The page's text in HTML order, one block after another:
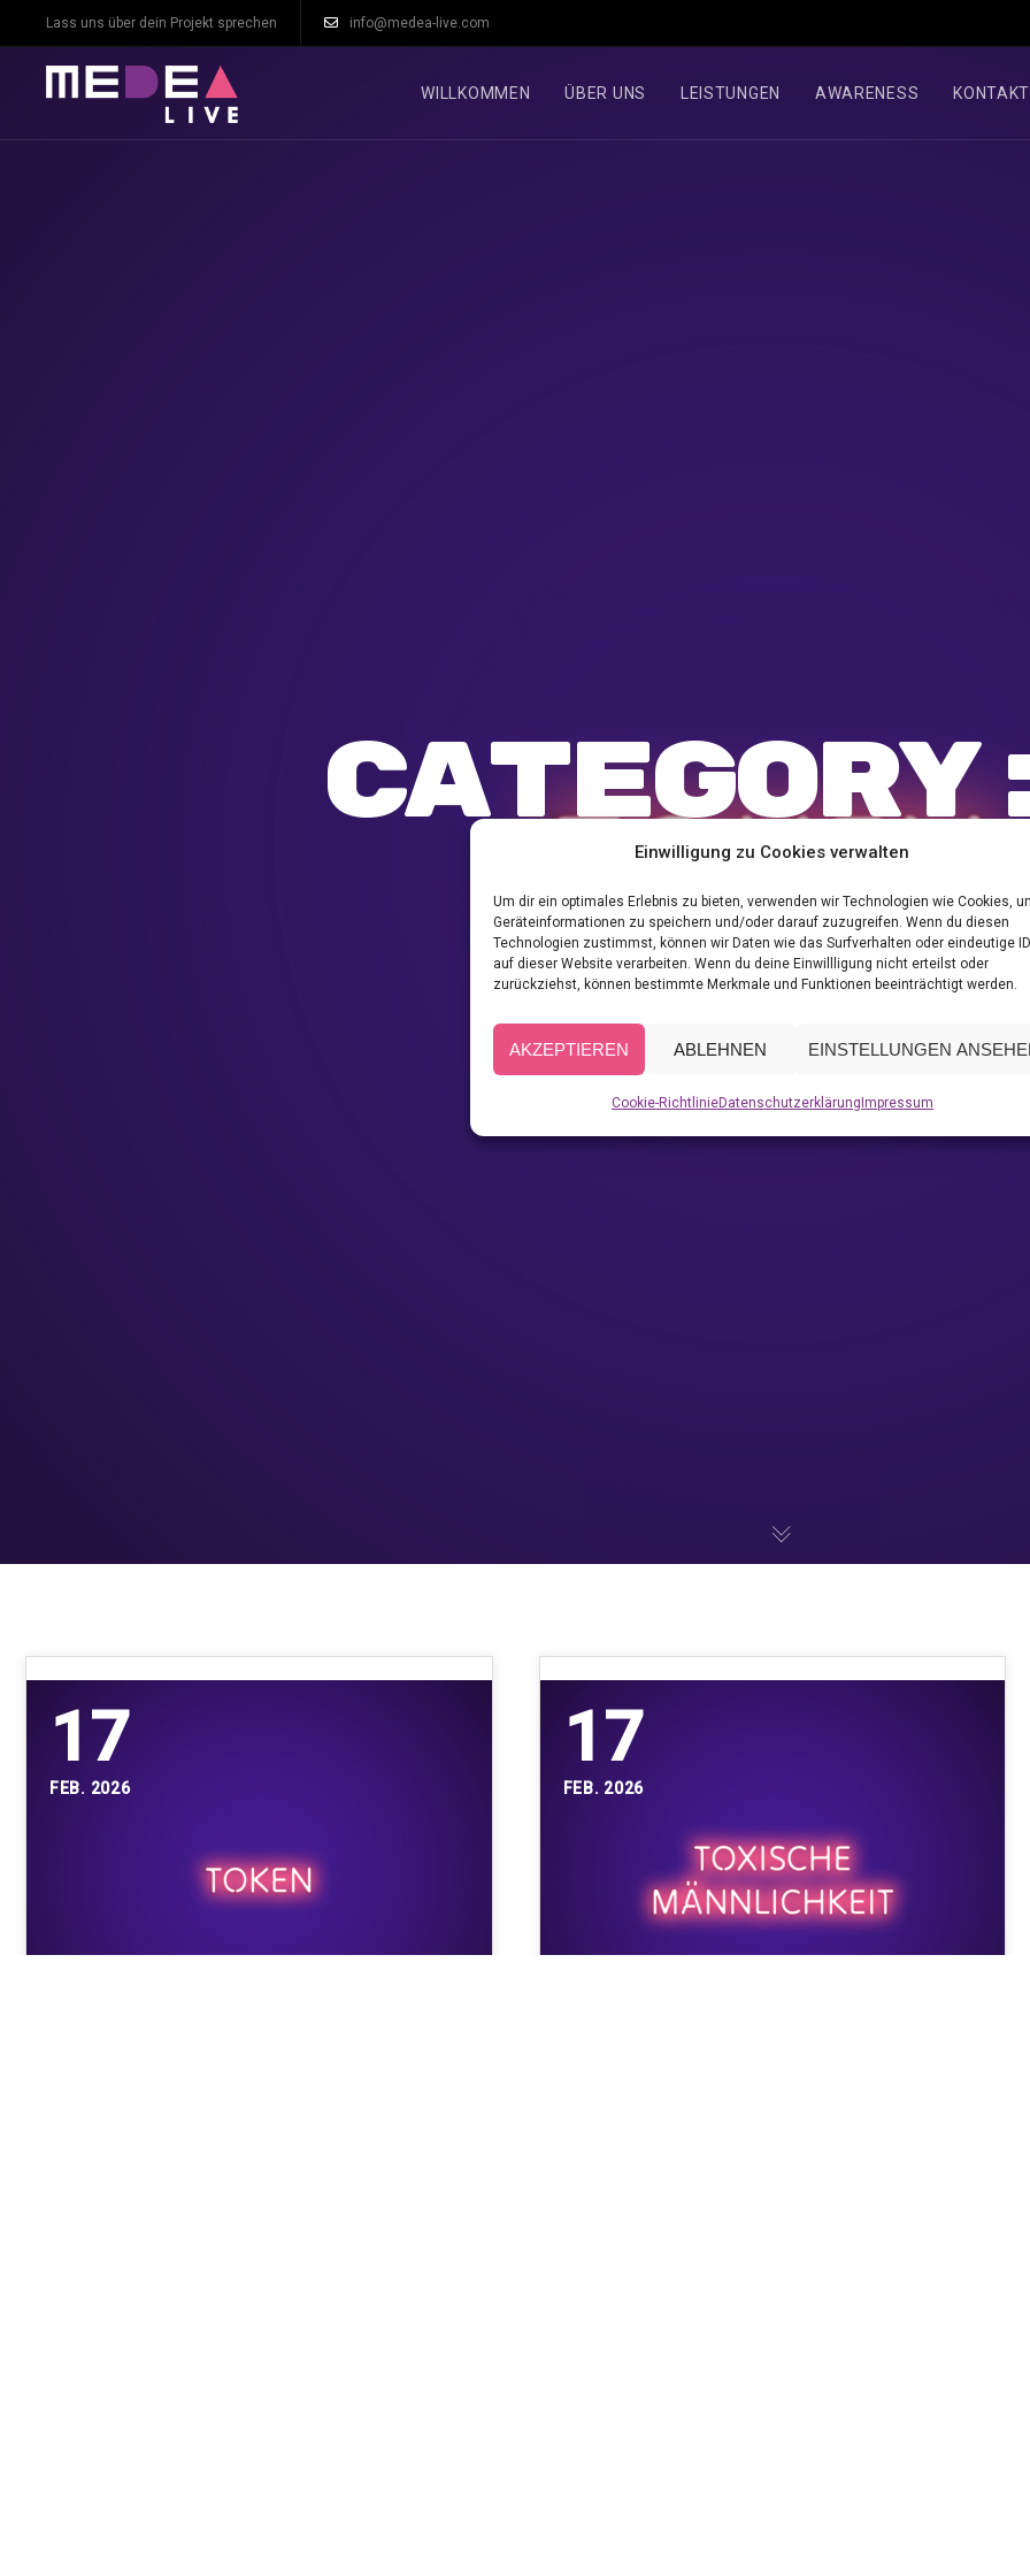
Einwilligung zu Cookies verwalten
Um dir ein optimales Erlebnis zu bieten, verwenden wir Technologien wie Cookies,
Geräteinformationen zu speichern und/oder darauf zuzugreifen. Wenn du diesen
Technologien zustimmst, können wir Daten wie das Surfverhalten oder eindeutige
auf dieser Website verarbeiten. Wenn du deine Einwillligung nicht erteilst oder
zurückziehst, können bestimmte Merkmale und Funktionen beeinträchtigt werden.
AKZEPTIEREN ABLEHNEN EINSTELLUNGEN
Cookie-RichtlinieDatenschutzerklärung Impressum
Lass uns über dein Projekt sprechen info@medea-live.com
WILLKOMMEN ÜBER UNS LEISTUNGEN AWARENESS KONTAKT
17
FEB. 2026
17
FEB. 2026